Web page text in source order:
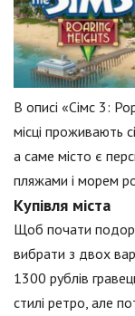
В описі «Сімс 3:
місці проживають
а саме місто є
пляжами і морем
Купівля міста
Щоб почати
вибрати з двох
1300 рублів
стилі ретро, але